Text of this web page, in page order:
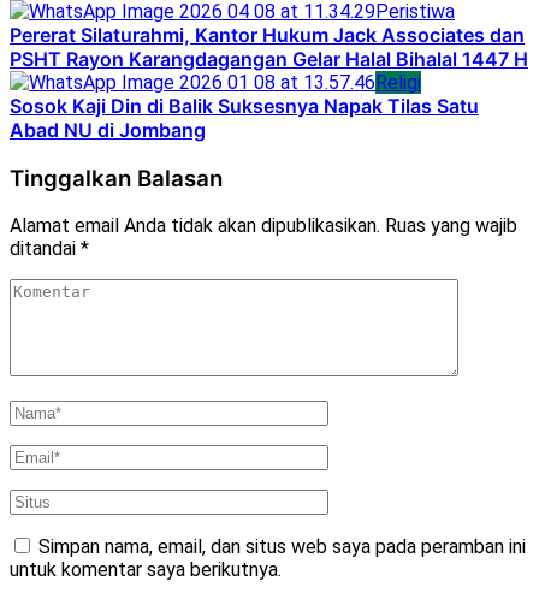
Peristiwa
Pererat Silaturahmi, Kantor Hukum Jack Associates dan
PSHT Rayon Karangdagangan Gelar Halal Bihalal 1447 H
Religi
Sosok Kaji Din di Balik Suksesnya Napak Tilas Satu
Abad NU di Jombang
Tinggalkan Balasan
Alamat email Anda tidak akan dipublikasikan. Ruas yang wajib
ditandai *
Simpan nama, email, dan situs web saya pada peramban ini
untuk komentar saya berikutnya.